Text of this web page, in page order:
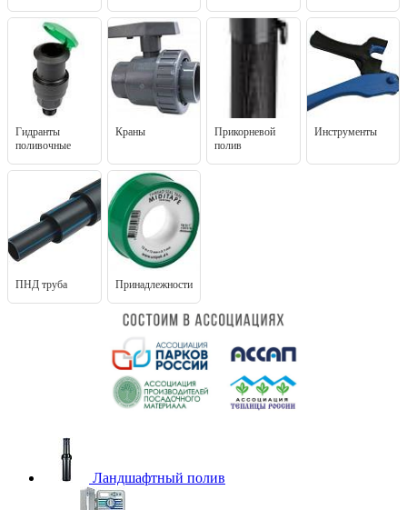
Гидранты
поливочные
Краны
Прикорневой
полив
Инструменты
ПНД труба Принадлежности
Ландшафтный полив